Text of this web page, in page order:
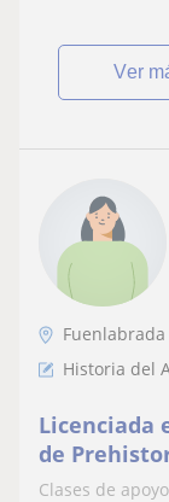
ver
Fuenlabrada
Historia del
Licenciada
de
proactiva,
Clases de